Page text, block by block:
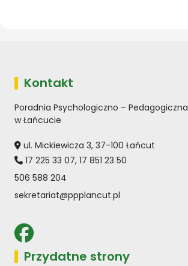
Kontakt
Poradnia Psychologiczno – Pedagogiczna
w Łańcucie
ul. Mickiewicza 3, 37-100 Łańcut
17 225 33 07, 17 851 23 50
506 588 204
sekretariat@ppplancut.pl
Przydatne strony